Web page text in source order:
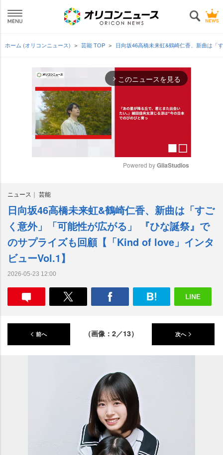
ホーム (オリコンニュース) 芸能 TOP 日向坂46高橋未来虹&鶴崎仁香、新曲は「
arrow_forward_ios このニュースを見る
t
e
Powered by GliaStudios
ニュース 芸能
日向坂46高橋未来虹&鶴崎仁香、新曲は「すご
く意外」「可能性が広がる」 『ひな誕祭』で
のサプライズも回顧【「Kind of love」インタ
ビューVol.1】
2026-05-23 12:00
前へ （画像：2／13） 次へ